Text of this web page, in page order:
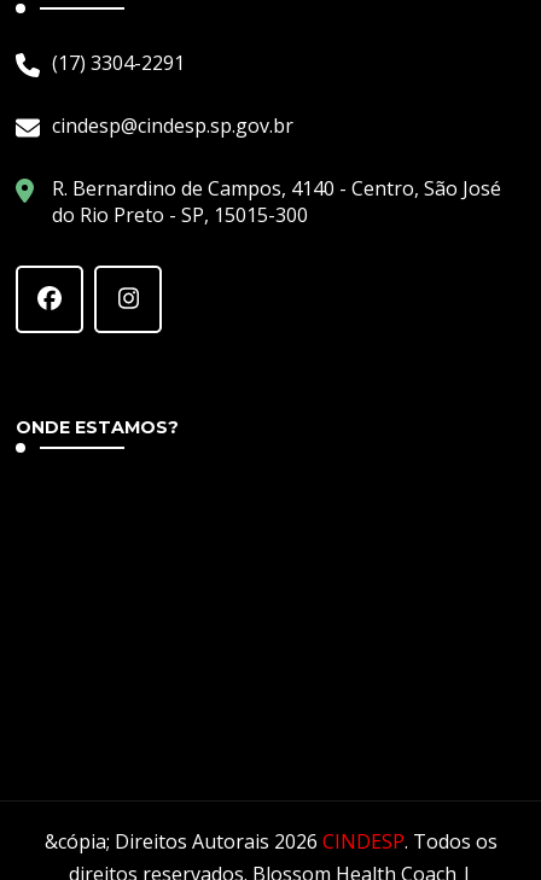
(17) 3304-2291
cindesp@cindesp.sp.gov.br
R. Bernardino de Campos, 4140 - Centro, São José
do Rio Preto - SP, 15015-300
ONDE ESTAMOS?
&cópia; Direitos Autorais 2026 CINDESP. Todos os
direitos reservados. Blossom Health Coach |